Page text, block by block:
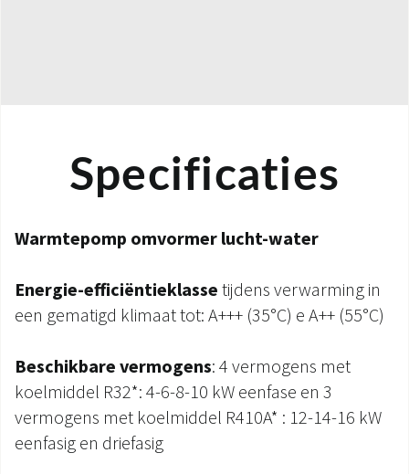
Specificaties
Warmtepomp omvormer lucht-water
Energie-efficiëntieklasse tijdens verwarming in
een gematigd klimaat tot: A+++ (35°C) e A++ (55°C)
Beschikbare vermogens: 4 vermogens met
koelmiddel R32*: 4-6-8-10 kW eenfase en 3
vermogens met koelmiddel R410A* : 12-14-16 kW
eenfasig en driefasig